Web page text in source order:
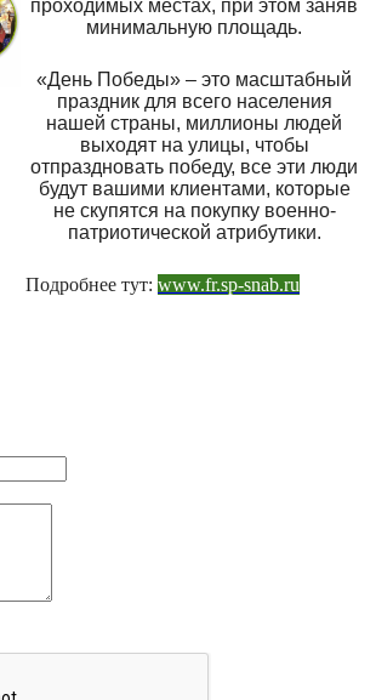
проходимых местах, при этом заняв
минимальную площадь.
«День Победы» – это масштабный
праздник для всего населения
нашей страны, миллионы людей
выходят на улицы, чтобы
отпраздновать победу, все эти люди
будут вашими клиентами, которые
не скупятся на покупку военно-
патриотической атрибутики.
Подробнее тут: www.fr.sp-snab.ru